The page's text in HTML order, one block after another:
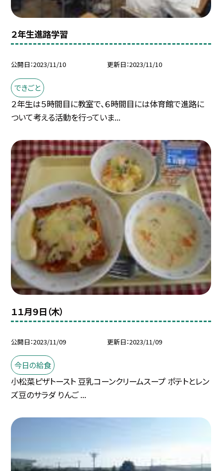
２年生進路学習
公開日 2023/11/10 更新日 2023/11/10
できごと
２年生は５時間目に教室で、６時間目には体育館で進路に
ついて考える活動を行っていま...
１１月９日（木）
公開日 2023/11/09 更新日 2023/11/09
今日の給食
小松菜ピザトースト 豆乳コーンクリームスープ ポテトとレン
ズ豆のサラダ りんご ...